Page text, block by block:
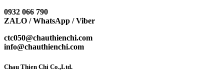
0932 066 790
ZALO / WhatsApp / Viber
ctc050@chauthienchi.com
info@chauthienchi.com
Chau Thien Chi Co.,Ltd.